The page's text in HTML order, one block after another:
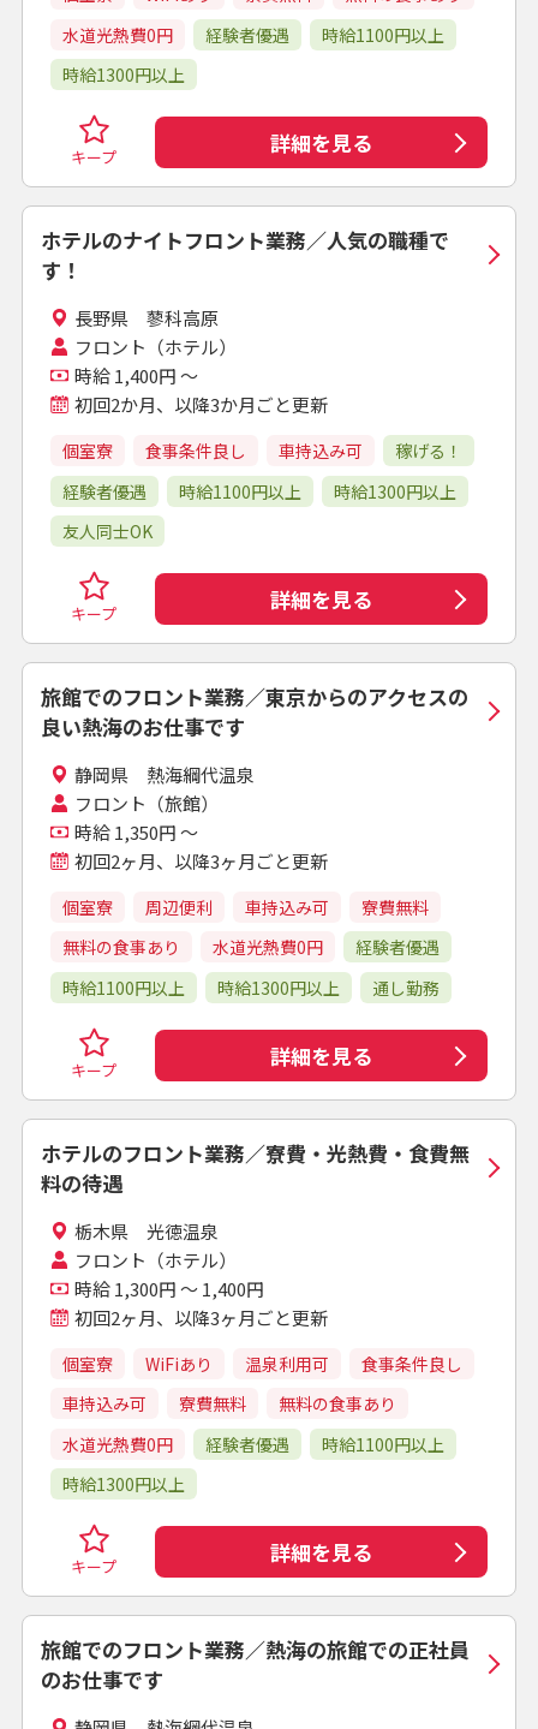
水道光熱費0円
経験者優遇
時給1100円以上
時給1300円以上
キープ 詳細を見る
ホテルのナイトフロント業務／人気の職種で
す！
長野県 蓼科高原
フロント（ホテル）
時給 1,400円 ～
初回2か月、以降3か月ごと更新
個室寮 食事条件良し 車持込み可
稼げる！
経験者優遇
時給1100円以上
時給1300円以上
友人同士OK
キープ 詳細を見る
旅館でのフロント業務／東京からのアクセスの
良い熱海のお仕事です
静岡県 熱海綱代温泉
フロント（旅館）
時給 1,350円 ～
初回2ヶ月、以降3ヶ月ごと更新
個室寮 周辺便利 車持込み可
寮費無料
無料の食事あり
水道光熱費0円
経験者優遇
時給1100円以上
時給1300円以上 通し勤務
キープ 詳細を見る
ホテルのフロント業務／寮費・光熱費・食費無
料の待遇
栃木県 光徳温泉
フロント（ホテル）
時給 1,300円 ～ 1,400円
初回2ヶ月、以降3ヶ月ごと更新
個室寮 WiFiあり 温泉利用可
食事条件良し
車持込み可
寮費無料
無料の食事あり
水道光熱費0円
経験者優遇
時給1100円以上
時給1300円以上
キープ 詳細を見る
旅館でのフロント業務／熱海の旅館での正社員
のお仕事です